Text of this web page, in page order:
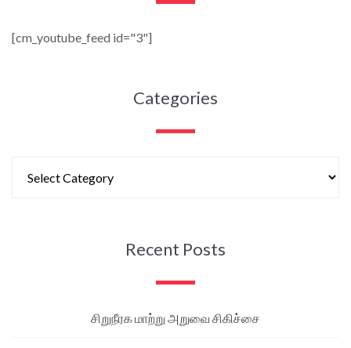
[cm_youtube_feed id="3"]
Categories
Recent Posts
சிறுநீரக மாற்று அறுவை சிகிச்சை